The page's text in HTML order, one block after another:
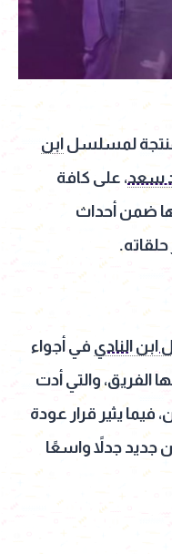
لمسلسل ابن
سعد، على كافة
ضمن أحداث
النادي في أجواء
الفريق، والتي أدت
فيما يثير قرار عودة
جديد جدلاً واسعًا